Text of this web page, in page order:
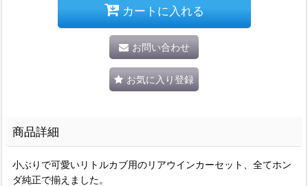
カートに入れる
お問い合わせ
お気に入り登録
商品詳細
小ぶりで可愛いリトルカブ用のリアウインカーセット、全てホン
ダ純正で揃えました。